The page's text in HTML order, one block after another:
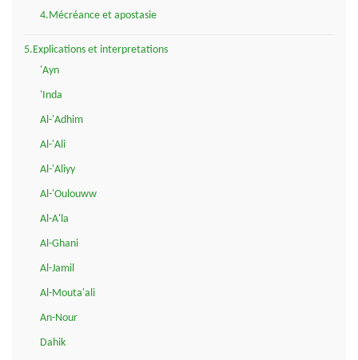
4.Mécréance et apostasie
5.Explications et interpretations
'Ayn
'Inda
Al-'Adhim
Al-'Ali
Al-'Aliyy
Al-'Oulouww
Al-A'la
Al-Ghani
Al-Jamil
Al-Mouta'ali
An-Nour
Dahik